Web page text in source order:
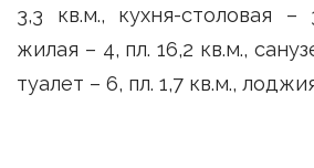
3,3 кв.м., кухня-столовая –
жилая – 4, пл. 16,2 кв.м.,
туалет – 6, пл. 1,7 кв.м.,